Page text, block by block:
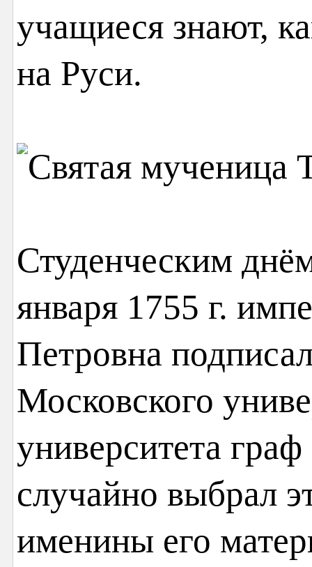
учащиеся знают,
на Руси.
Студенческим
января 1755 г.
Петровна
Московского
университета
случайно выбрал
именины его